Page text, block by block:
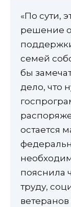
«По сути,
решение
семей
бы
дело, что
остается
пояснила
труду,